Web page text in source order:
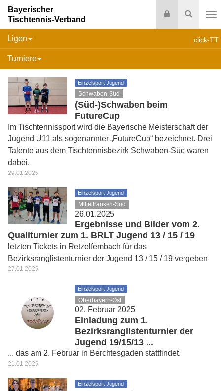
Suche
Login
Bayerischer
Tischtennis-Verband
click-TT
Ligen
Turniere
Einzelsport Jugend
Schwaben-Süd
(Süd-)Schwaben beim
FutureCup
Im Tischtennissport wird die Bayerische Meisterschaft der
Jugend U11 als sogenannter „FutureCup“ bezeichnet. Drei
Talente aus dem Tischtennisbezirk Schwaben-Süd waren
dabei.
29.01.2025
Einzelsport Jugend
Mittelfranken-Süd
26.01.2025
Ergebnisse und Bilder vom 2.
Qualiturnier zum 1. BRLT Jugend 13 / 15 / 19
letzten Tickets in Retzelfembach für das
Bezirksranglistenturnier der Jugend 13 / 15 / 19 vergeben
27.01.2025
Einzelsport Jugend
Oberbayern-Ost
02. Februar 2025
Einladung zum 1.
Bezirksranglistenturnier der
Jugend 19/15/13 ...
... das am 2. Februar in Berchtesgaden stattfindet.
21.01.2025
Einzelsport Jugend